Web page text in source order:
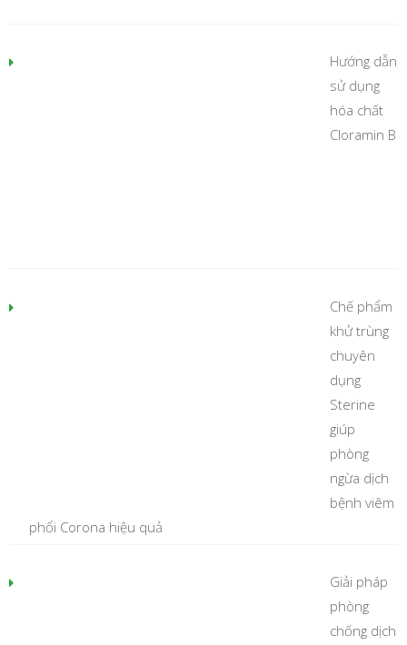
Hướng dẫn
sử dụng
hóa chất
Cloramin B
Chế phẩm
khử trùng
chuyên
dụng
Sterine
giúp
phòng
ngừa dịch
bệnh viêm
phổi Corona hiệu quả
Giải pháp
phòng
chống dịch